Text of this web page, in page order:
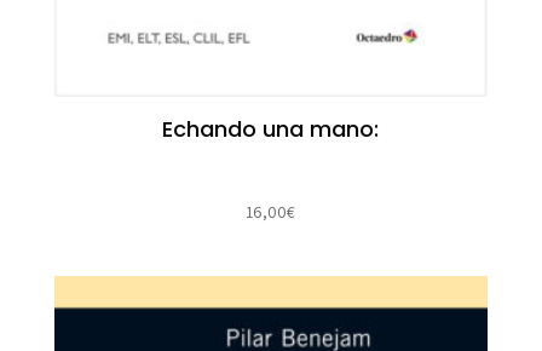
Echando una mano:
16,00€